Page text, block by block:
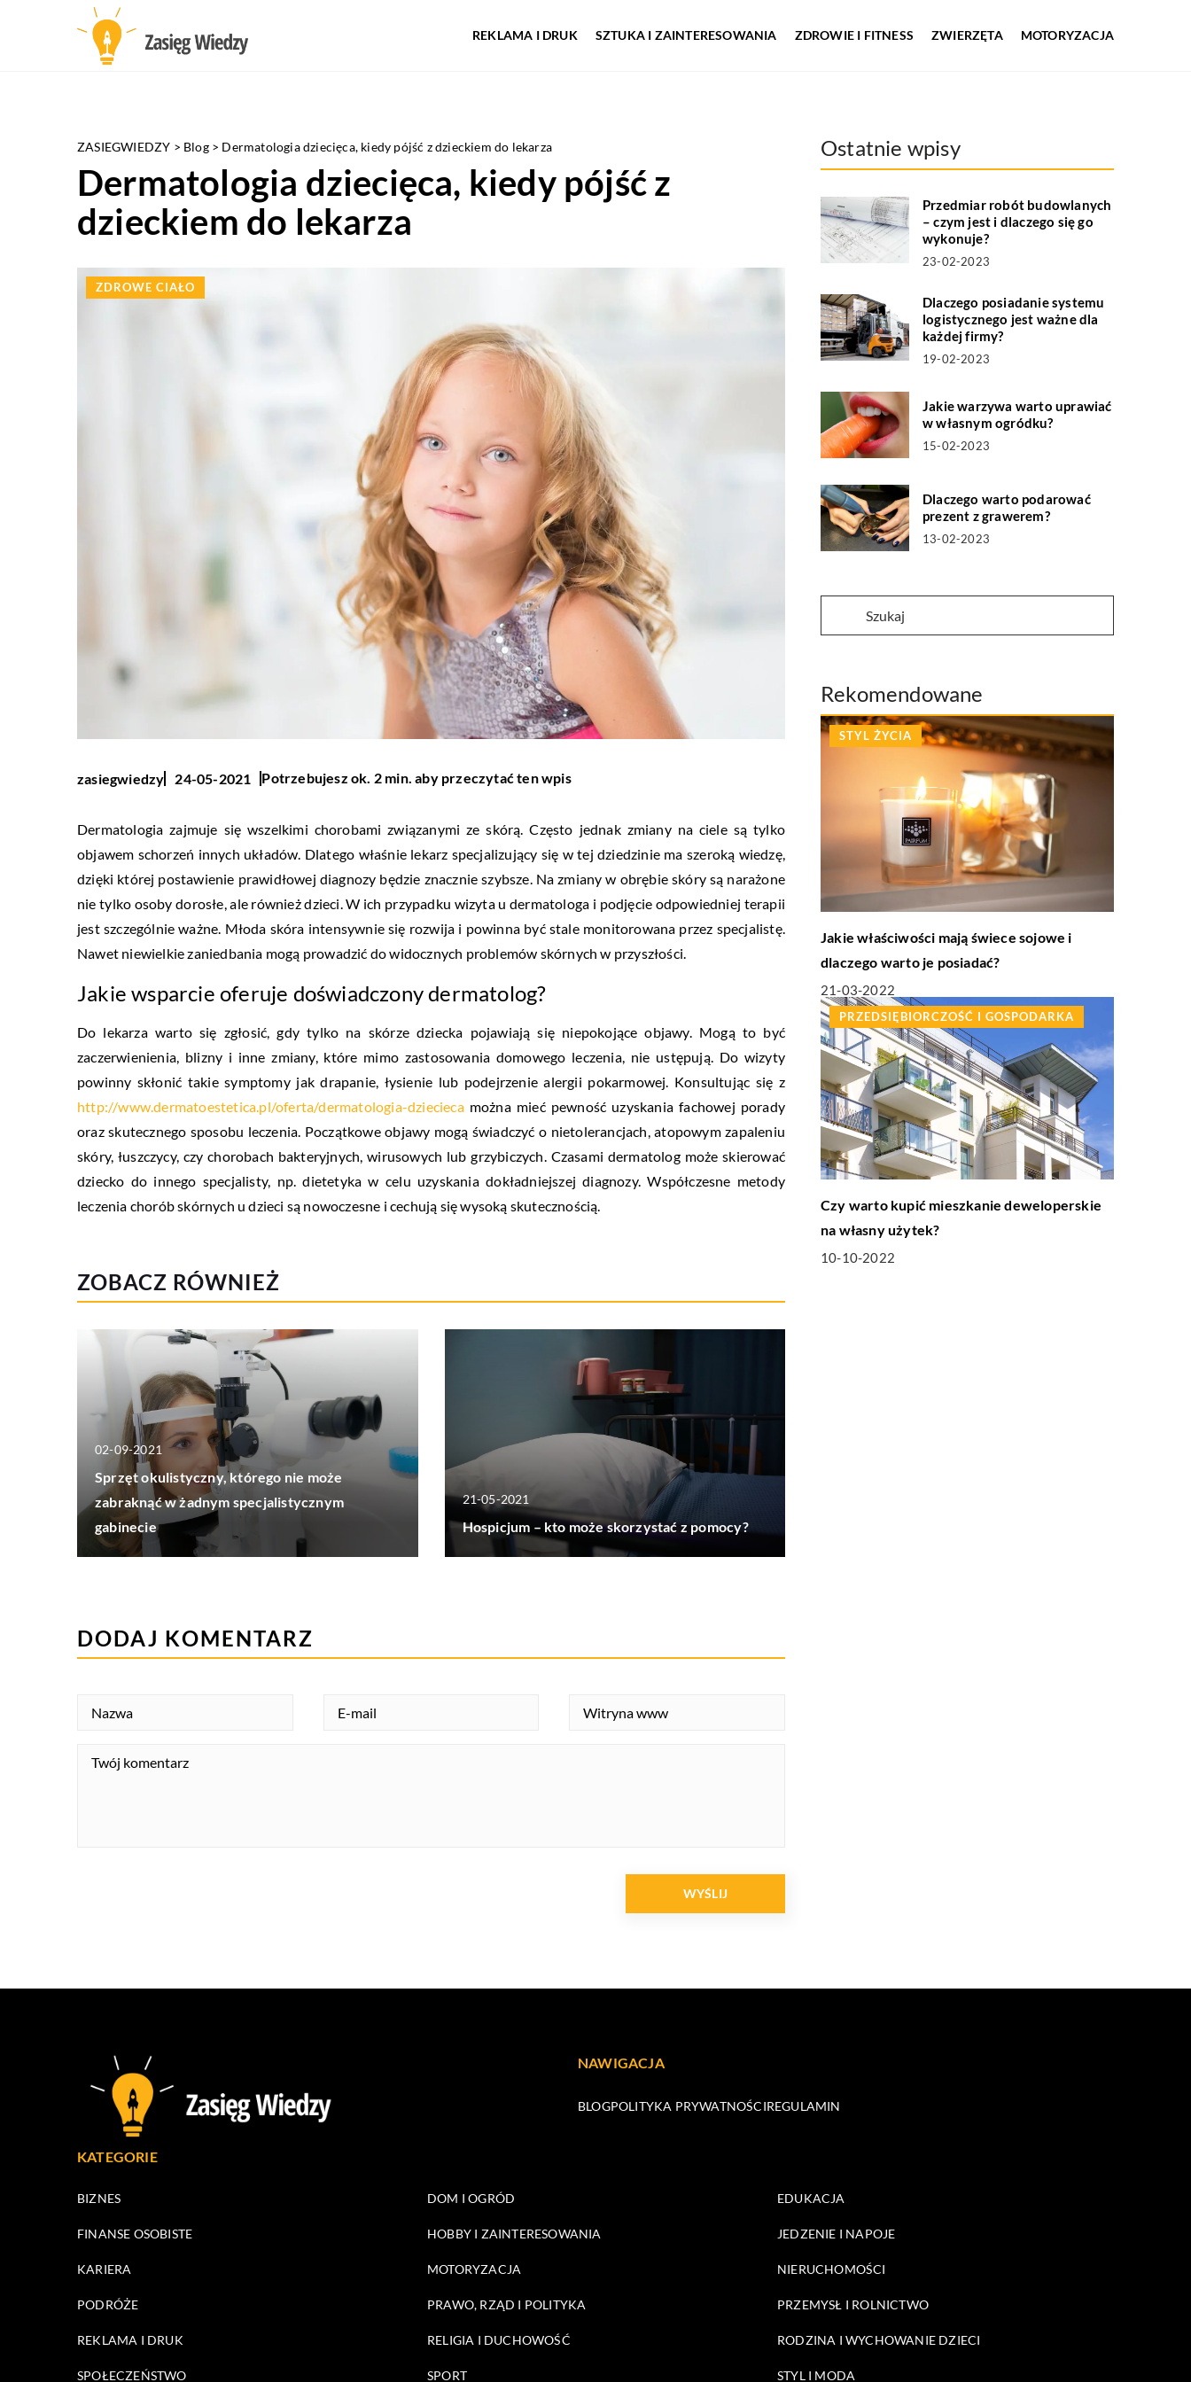
REKLAMA I DRUK SZTUKA I ZAINTERESOWANIA ZDROWIE I FITNESS ZWIERZĘTA MOTORYZACJA
ZASIEGWIEDZY > Blog> Dermatologia dziecięca, kiedy pójść z dzieckiem do lekarza
Dermatologia dziecięca, kiedy pójść z
dzieckiem do lekarza
ZDROWE CIAŁO
zasiegwiedzy 24-05-2021 Potrzebujesz ok. 2 min. aby przeczytać ten wpis
Dermatologia zajmuje się wszelkimi chorobami związanymi ze skórą. Często jednak zmiany na ciele są tylko
objawem schorzeń innych układów. Dlatego właśnie lekarz specjalizujący się w tej dziedzinie ma szeroką wiedzę,
dzięki której postawienie prawidłowej diagnozy będzie znacznie szybsze. Na zmiany w obrębie skóry są narażone
nie tylko osoby dorosłe, ale również dzieci. W ich przypadku wizyta u dermatologa i podjęcie odpowiedniej terapii
jest szczególnie ważne. Młoda skóra intensywnie się rozwija i powinna być stale monitorowana przez specjalistę.
Nawet niewielkie zaniedbania mogą prowadzić do widocznych problemów skórnych w przyszłości.
Jakie wsparcie oferuje doświadczony dermatolog?
Do lekarza warto się zgłosić, gdy tylko na skórze dziecka pojawiają się niepokojące objawy. Mogą to być
zaczerwienienia, blizny i inne zmiany, które mimo zastosowania domowego leczenia, nie ustępują. Do wizyty
powinny skłonić takie symptomy jak drapanie, łysienie lub podejrzenie alergii pokarmowej. Konsultując się z
http://www.dermatoestetica.pl/oferta/dermatologia-dzieciecamożna mieć pewność uzyskania fachowej porady
oraz skutecznego sposobu leczenia. Początkowe objawy mogą świadczyć o nietolerancjach, atopowym zapaleniu
skóry, łuszczycy, czy chorobach bakteryjnych, wirusowych lub grzybiczych. Czasami dermatolog może skierować
dziecko do innego specjalisty, np. dietetyka w celu uzyskania dokładniejszej diagnozy. Współczesne metody
leczenia chorób skórnych u dzieci są nowoczesne i cechują się wysoką skutecznością.
ZOBACZ RÓWNIEŻ
02-09-2021
Sprzęt okulistyczny, którego nie może
zabraknąć w żadnym specjalistycznym
gabinecie
21-05-2021
Hospicjum – kto może skorzystać z pomocy?
Ostatnie wpisy
Przedmiar robót budowlanych
– czym jest i dlaczego się go
wykonuje?
23-02-2023
Dlaczego posiadanie systemu
logistycznego jest ważne dla
każdej firmy?
19-02-2023
Jakie warzywa warto uprawiać
w własnym ogródku?
15-02-2023
Dlaczego warto podarować
prezent z grawerem?
13-02-2023
Rekomendowane
STYL ŻYCIA
Jakie właściwości mają świece sojowe i
dlaczego warto je posiadać?
21-03-2022
PRZEDSIĘBIORCZOŚĆ I GOSPODARKA
Czy warto kupić mieszkanie deweloperskie
na własny użytek?
10-10-2022
DODAJ KOMENTARZ
NAWIGACJA
BLOGPOLITYKA PRYWATNOŚCIREGULAMIN
KATEGORIE
BIZNES DOM I OGRÓD EDUKACJA
FINANSE OSOBISTE HOBBY I ZAINTERESOWANIA JEDZENIE I NAPOJE
KARIERA MOTORYZACJA NIERUCHOMOŚCI
PODRÓŻE PRAWO, RZĄD I POLITYKA PRZEMYSŁ I ROLNICTWO
REKLAMA I DRUK RELIGIA I DUCHOWOŚĆ RODZINA I WYCHOWANIE DZIECI
SPOŁECZEŃSTWO SPORT STYL I MODA